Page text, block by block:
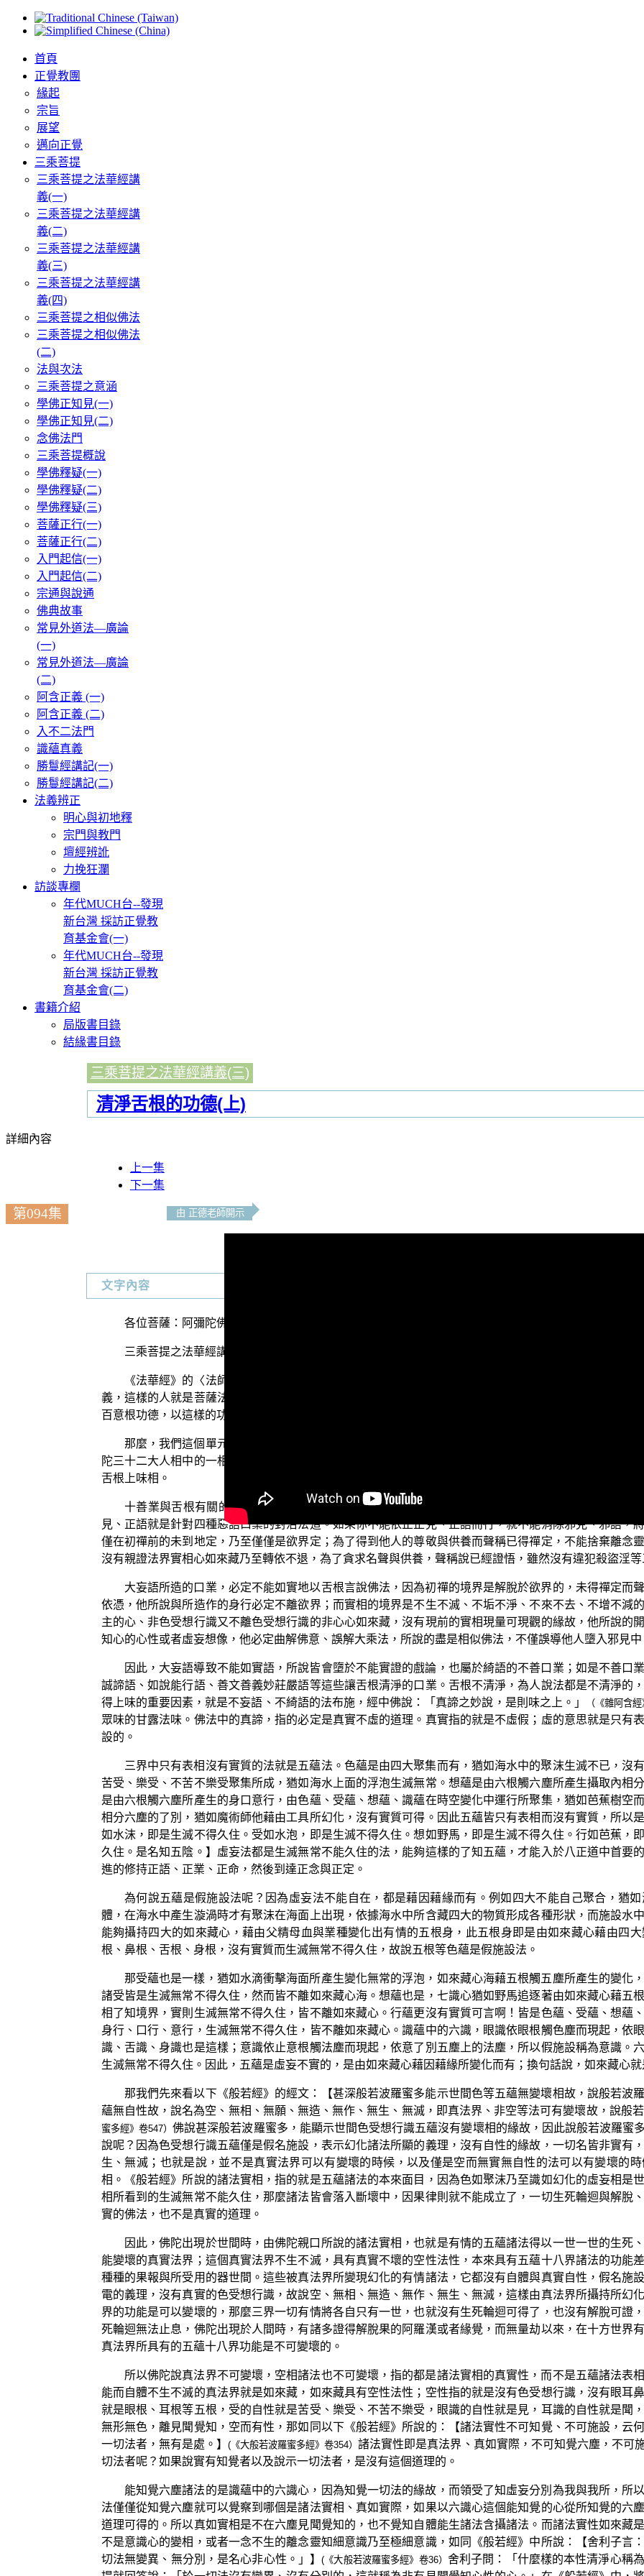
首頁
正覺教團
緣起
宗旨
展望
邁向正覺
三乘菩提
三乘菩提之法華經講
義(一)
三乘菩提之法華經講
義(二)
三乘菩提之法華經講
義(三)
三乘菩提之法華經講
義(四)
三乘菩提之相似佛法
三乘菩提之相似佛法
(二)
法與次法
三乘菩提之意涵
學佛正知見(一)
學佛正知見(二)
念佛法門
三乘菩提概說
學佛釋疑(一)
學佛釋疑(二)
學佛釋疑(三)
菩薩正行(一)
菩薩正行(二)
入門起信(一)
入門起信(二)
宗通與說通
佛典故事
常見外道法—廣論
(一)
常見外道法—廣論
(二)
阿含正義 (一)
阿含正義 (二)
入不二法門
識蘊真義
勝鬘經講記(一)
勝鬘經講記(二)
法義辨正
明心與初地釋
宗門與教門
壇經辨訛
力挽狂瀾
訪談專欄
年代MUCH台--發現
新台灣 採訪正覺教
育基金會(一)
年代MUCH台--發現
新台灣 採訪正覺教
育基金會(二)
書籍介紹
局版書目錄
結緣書目錄
三乘菩提之法華經講義(三)
清淨舌根的功德(上)
詳細內容
上一集
下一集
第094集 由 正德老師開示
文字內容
各位菩薩：阿彌陀佛！
三乘菩提之法華經講義，今天這個單元我們要來探討的是〈法師功德品〉清淨舌根的功德。
《法華經》的〈法師功德品〉中，佛陀說能受持《法華經》的善男子、善女人，能夠解讀或者陳述、
義，這樣的人就是菩薩法師。而這位菩薩法師能夠獲得八百眼根功德、一千二百耳根功德、八百鼻根功德
百意根功德，以這樣的功德莊嚴六根，使得六根都能夠清淨。
那麼，我們這個單元要探討的是，演述《法華經》的菩薩法師的舌根功德。佛陀說這樣的菩薩法師，
陀三十二大人相中的一相，意味著佛陀於因地當菩薩時已經在與舌根有關的口業上，修集了諸多善法功德
舌根上味相。
十善業與舌根有關的口業有四種，也就是不妄語、不兩舌、不惡口、不綺語。不妄語就是如實語，
見、正語就是針對四種惡語口業的對治法道。如果你不能依止正見、正語而行，就不能消除邪見、邪語，
僅在初禪前的未到地定，乃至僅僅是欲界定；為了得到他人的尊敬與供養而聲稱已得禪定，不能捨棄離念
沒有親證法界實相心如來藏乃至轉依不退，為了貪求名聲與供養，聲稱說已經證悟，雖然沒有違犯殺盜淫
大妄語所造的口業，必定不能如實地以舌根言說佛法，因為初禪的境界是解脫於欲界的，未得禪定而
依憑，他所說與所造作的身行必定不離欲界；而實相的境界是不生不滅、不垢不淨、不來不去、不增不減
主的心、非色受想行識又不離色受想行識的非心心如來藏，沒有現前的實相現量可現觀的緣故，他所說的
知心的心性或者虛妄想像，他必定曲解佛意、誤解大乘法，所說的盡是相似佛法，不僅誤導他人墮入邪見
因此，大妄語導致不能如實語，所說皆會墮於不能實證的戲論，也屬於綺語的不善口業；如是不善口
誠諦語、如說能行語、善文善義妙莊嚴語等這些讓舌根清淨的口業。舌根不清淨，為人說法都是不清淨的
得上味的重要因素，就是不妄語、不綺語的法布施，經中佛說：「真諦之妙說，是則味之上。」
（《雜阿含經
眾味的甘露法味。佛法中的真諦，指的必定是真實不虛的道理。真實指的就是不虛假；虛的意思就是只有
設的。
三界中只有表相沒有實質的法就是五蘊法。色蘊是由四大聚集而有，猶如海水中的聚沫生滅不已，沒
苦受、樂受、不苦不樂受聚集所成，猶如海水上面的浮泡生滅無常。想蘊是由六根觸六塵所產生攝取內相
是由六根觸六塵所產生的身口意行，由色蘊、受蘊、想蘊、識蘊在時空變化中運行所聚集，猶如芭蕉樹空
相分六塵的了別，猶如魔術師他藉由工具所幻化，沒有實質可得。因此五蘊皆只有表相而沒有實質，所以
如水沫，即是生滅不得久住。受如水泡，即是生滅不得久住。想如野馬，即是生滅不得久住。行如芭蕉，
久住。是名知五陰。】虛妄法都是生滅無常不能久住的法，能夠這樣的了知五蘊，才能入於八正道中首要
進的修持正語、正業、正命，然後到達正念與正定。
為何說五蘊是假施設法呢？因為虛妄法不能自在，都是藉因藉緣而有。例如四大不能自己聚合，猶
體，在海水中產生漩渦時才有聚沫在海面上出現，依據海水中所含藏四大的物質形成各種形狀，而施設水
能夠攝持四大的如來藏心，藉由父精母血與業種變化出有情的五根身，此五根身即是由如來藏心藉由四
根、鼻根、舌根、身根，沒有實質而生滅無常不得久住，故說五根等色蘊是假施設法。
那受蘊也是一樣，猶如水滴衝擊海面所產生變化無常的浮泡，如來藏心海藉五根觸五塵所產生的變化
諸受皆是生滅無常不得久住，然而皆不離如來藏心海。想蘊也是，七識心猶如野馬追逐著由如來藏心藉五
相了知境界，實則生滅無常不得久住，皆不離如來藏心。行蘊更沒有實質可言啊！皆是色蘊、受蘊、想蘊
身行、口行、意行，生滅無常不得久住，皆不離如來藏心。識蘊中的六識，眼識依眼根觸色塵而現起，依
識、舌識、身識也是這樣；意識依止意根觸法塵而現起，依意了別五塵上的法塵，所以假施設稱為意識。
生滅無常不得久住。因此，五蘊是虛妄不實的，是由如來藏心藉因藉緣所變化而有；換句話說，如來藏心就
那我們先來看以下《般若經》的經文：【甚深般若波羅蜜多能示世間色等五蘊無變壞相故，說般若波
蘊無自性故，說名為空、無相、無願、無造、無作、無生、無滅，即真法界、非空等法可有變壞故，說般
蜜多經》卷547）佛說甚深般若波羅蜜多，能顯示世間色受想行識五蘊沒有變壞相的緣故，因此說般若波羅蜜
說呢？因為色受想行識五蘊僅是假名施設，表示幻化諸法所顯的義理，沒有自性的緣故，一切名皆非實有
生、無滅；也就是說，並不是真實法界可以有變壞的時候，以及僅是空而無實無自性的法可以有變壞的
相。《般若經》所說的諸法實相，指的就是五蘊諸法的本來面目，因為色如聚沫乃至識如幻化的虛妄相是
相所看到的生滅無常不能久住，那麼諸法皆會落入斷壞中，因果律則就不能成立了，一切生死輪迴與解脫
實的佛法，也不是真實的道理。
因此，佛陀出現於世間時，由佛陀親口所說的諸法實相，也就是有情的五蘊諸法得以一世一世的生死
能變壞的真實法界；這個真實法界不生不滅，具有真實不壞的空性法性，本來具有五蘊十八界諸法的功能
種種的果報與所受用的器世間。這些被真法界所變現幻化的有情諸法，它都沒有自體與真實自性，假名施
電的義理，沒有真實的色受想行識，故說空、無相、無造、無作、無生、無滅，這樣由真法界所攝持所幻
界的功能是可以變壞的，那麼三界一切有情將各自只有一世，也就沒有生死輪迴可得了，也沒有解脫可證
死輪迴無法止息，佛陀出現於人間時，有諸多證得解脫果的阿羅漢或者緣覺，而無量劫以來，在十方世界
真法界所具有的五蘊十八界功能是不可變壞的。
所以佛陀說真法界不可變壞，空相諸法也不可變壞，指的都是諸法實相的真實性，而不是五蘊諸法表
能而自體不生不滅的真法界就是如來藏，如來藏具有空性法性；空性指的就是沒有色受想行識，沒有眼耳
就是眼根、耳根等五根，受的自性就是苦受、樂受、不苦不樂受，眼識的自性就是見，耳識的自性就是聞
無形無色，離見聞覺知，空而有性，那如同以下《般若經》所說的：【諸法實性不可知覺、不可施設，云
一切法者，無有是處。】(《大般若波羅蜜多經》卷354） 諸法實性即是真法界、真如實際，不可知覺六塵，不可
切法者呢？如果說實有知覺者以及說示一切法者，是沒有這個道理的。
能知覺六塵諸法的是識蘊中的六識心，因為知覺一切法的緣故，而領受了知虛妄分別為我與我所，所
法僅僅從知覺六塵就可以覺察到哪個是諸法實相、真如實際，如果以六識心這個能知覺的心從所知覺的六
道理可得的。所以真如實相是不在六塵見聞覺知的，也不覺知自體能生諸法含攝諸法。而諸法實性如來藏
不是意識心的變相，或者一念不生的離念靈知細意識乃至極細意識，如同《般若經》中所說：【舍利子言
切法無變異、無分別，是名心非心性。」】(《大般若波羅蜜多經》卷36） 舍利子問：「什麼樣的本性清淨心稱